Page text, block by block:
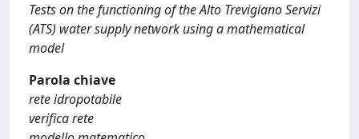
Tests on the functioning of the Alto Trevigiano Servizi
(ATS) water supply network using a mathematical
model
Parola chiave
rete idropotabile
verifica rete